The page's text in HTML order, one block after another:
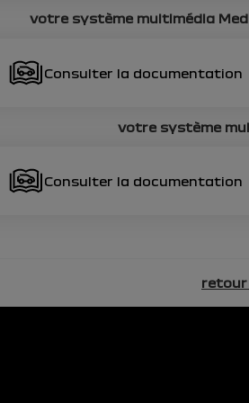
votre système multimédia
Consulter la documentation
votre système
Consulter la documentation
retour